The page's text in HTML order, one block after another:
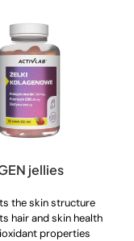
jellies
the skin structure
hair and skin health
properties